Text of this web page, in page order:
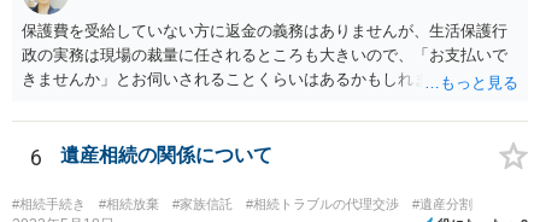
保護費を受給していない方に返金の義務はありませんが、生活保護行
政の実務は現場の裁量に任されるところも大きいので、「お支払いで
きませんか」とお伺いされることくらいはあるかもしれません。 通報
考えてご判断いただくのが良いと思います。
6 遺産相続の関係について
#相続手続き #相続放棄 #家族信託 #相続トラブルの代理交渉 #遺産分割